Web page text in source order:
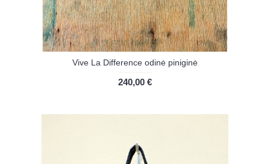
Vive La Difference odinė piniginė
240,00 €